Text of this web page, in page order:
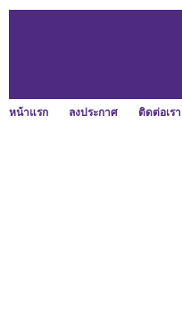
หน้าแรก ลงประกาศ ติดต่อเรา